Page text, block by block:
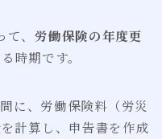
て、労働保険の年度更
時期です。
に、労働保険料（労災
計算し、申告書を作成